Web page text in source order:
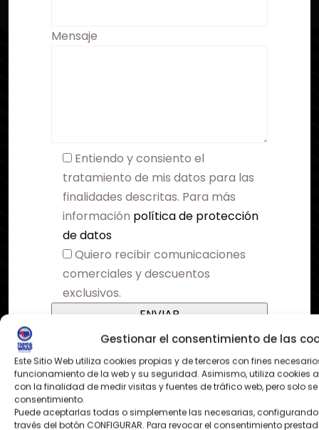
Gestionar el consentimiento de las
Este Sitio Web utiliza cookies propias y de terceros con fines
funcionamiento de la web y su seguridad. Asimismo, utiliza cookies
con la finalidad de medir visitas y fuentes de tráfico web, pero solo
consentimiento.
Puede aceptarlas todas o simplemente las necesarias,
través del botón CONFIGURAR. Para revocar el consentimiento
Mensaje
Entiendo y consiento el
tratamiento de mis datos para las
finalidades descritas. Para más
información política de protección
de datos
Quiero recibir comunicaciones
comerciales y descuentos
exclusivos.